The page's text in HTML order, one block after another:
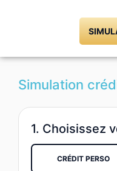
Simulation
1. Choisissez
CRÉDIT PERSO